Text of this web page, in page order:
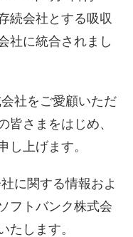
続会社とする吸収
社に統合されまし
社をご愛顧いただ
皆さまをはじめ、
し上げます。
に関する情報およ
フトバンク株式会
たします。